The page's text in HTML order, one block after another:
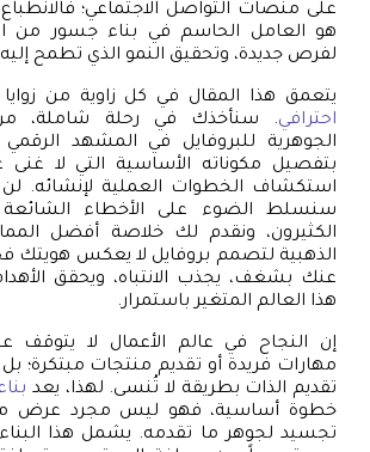
على منصات التواصل الاجتماعي؛ فالانطباع
هو العامل الحاسم في بناء جسور من
لفرص جديدة، وتحقيق النمو الذي تطمح
يتعمق هذا المقال في كل زاوية من زوايا
احترافي. سنأخذك في رحلة شاملة،
الجوهرية للبروفايل في المشهد الرقمي
بتفصيل مكوناته الأساسية التي لا غنى
استكشاف الخطوات العملية لإنشائه. لن
سنسلط الضوء على الأخطاء الشائعة
الكثيرون، ونقدم لك خلاصة أفضل
الذهبية لتصمم بروفايل لا يعكس هويتك
عنك بشغف، يجذب الانتباه، ويحقق
هذا العالم المتغير باستمرار.
إن النجاح في عالم الأعمال لا يتوقف
مهارات فريدة أو تقديم منتجات مبتكرة؛
تقديم الذات بطريقة لا تُنسى. لهذا، يعد
خطوة أساسية، فهو ليس مجرد عرض
تجسيد لجوهر ما تقدمه. يشمل هذا